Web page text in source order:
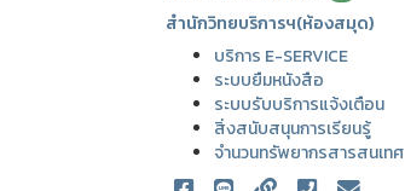
สำนักวิทยบริการฯ(ห้องสมุด)
บริการ E-SERVICE
ระบบยืมหนังสือ
ระบบรับบริการแจ้งเตือน
สิ่งสนับสนุนการเรียนรู้
จำนวนทรัพยากรสารสนเทศ